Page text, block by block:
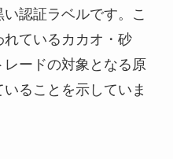
認証ラベルです。こ
ているカカオ・砂
ードの対象となる原
ることを示していま